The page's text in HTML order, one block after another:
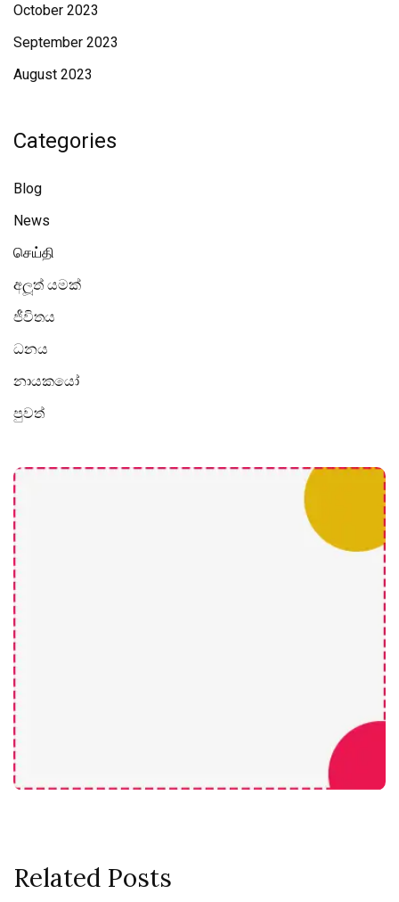
October 2023
September 2023
August 2023
Categories
Blog
News
செய்தி
අලූත් යමක්
ජීවිතය
ධනය
නායකයෝ
පුවත්
Related Posts